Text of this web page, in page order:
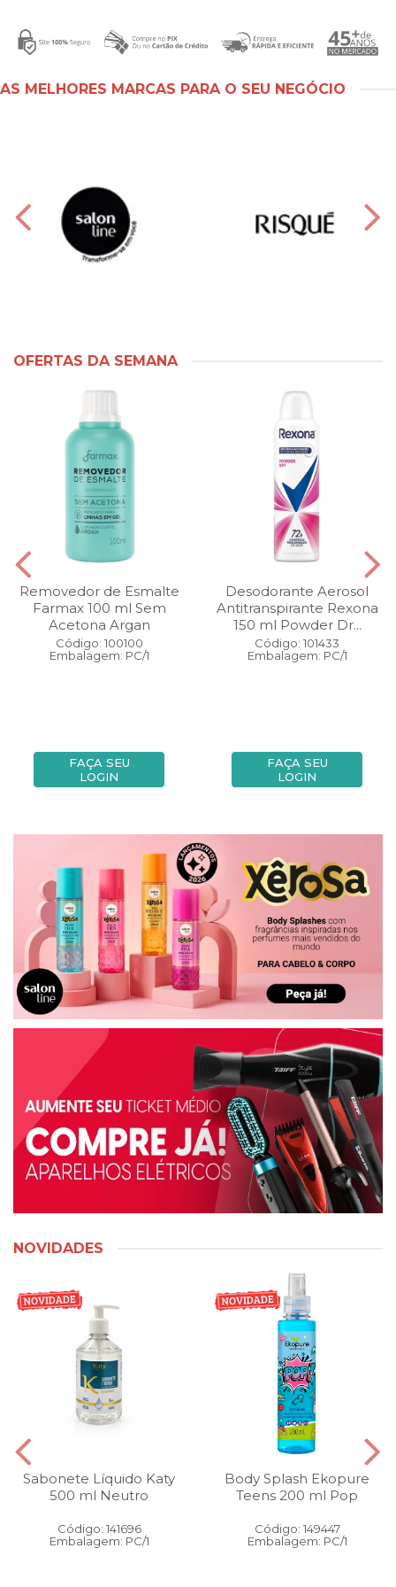
AS MELHORES MARCAS PARA O SEU NEGÓCIO
OFERTAS DA SEMANA
Removedor de Esmalte
Farmax 100 ml Sem
Acetona Argan
Código: 100100
Embalagem: PC/1
FAÇA SEU
LOGIN
Desodorante Aerosol
Antitranspirante Rexona
150 ml Powder Dr...
Código: 101433
Embalagem: PC/1
FAÇA SEU
LOGIN
NOVIDADES
Sabonete Líquido Katy
500 ml Neutro
Código: 141696
Embalagem: PC/1
Body Splash Ekopure
Teens 200 ml Pop
Código: 149447
Embalagem: PC/1